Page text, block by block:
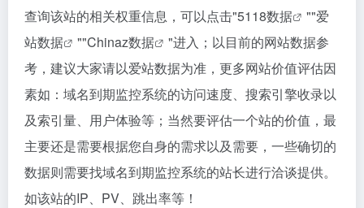
查询该站的相关权重信息，可以点击"5118数据 ""爱
站数据
""Chinaz数据
"进入；以目前的网站数据参
考，建议大家请以爱站数据为准，更多网站价值评估因
素如：域名到期监控系统的访问速度、搜索引擎收录以
及索引量、用户体验等；当然要评估一个站的价值，最
主要还是需要根据您自身的需求以及需要，一些确切的
数据则需要找域名到期监控系统的站长进行洽谈提供。
如该站的IP、PV、跳出率等！